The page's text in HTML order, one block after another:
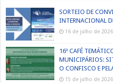
SORTEIO DE
INTERNACIONAL
16 de julho de 2026
16º CAFÉ
MUNICIPÁRIOS:
O CONFISCO E
15 de julho de 2026